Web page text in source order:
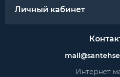
Личный кабинет
Интернет